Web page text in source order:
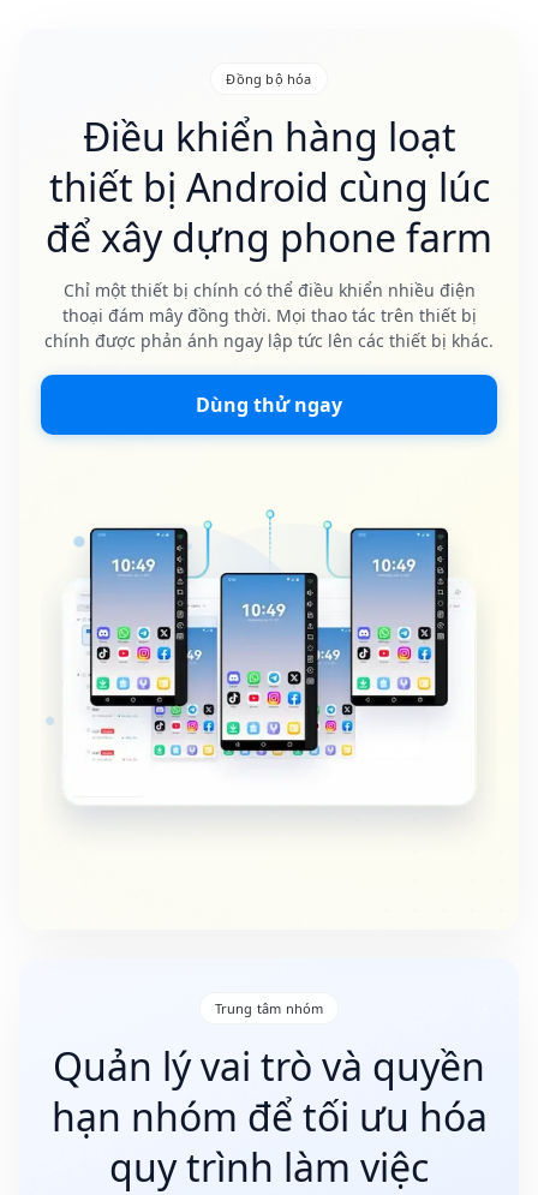
Đồng bộ hóa
Điều khiển hàng loạt
thiết bị Android cùng lúc
để xây dựng phone farm
Chỉ một thiết bị chính có thể điều khiển nhiều điện
thoại đám mây đồng thời. Mọi thao tác trên thiết bị
chính được phản ánh ngay lập tức lên các thiết bị khác.
Dùng thử ngay
Trung tâm nhóm
Quản lý vai trò và quyền
hạn nhóm để tối ưu hóa
quy trình làm việc